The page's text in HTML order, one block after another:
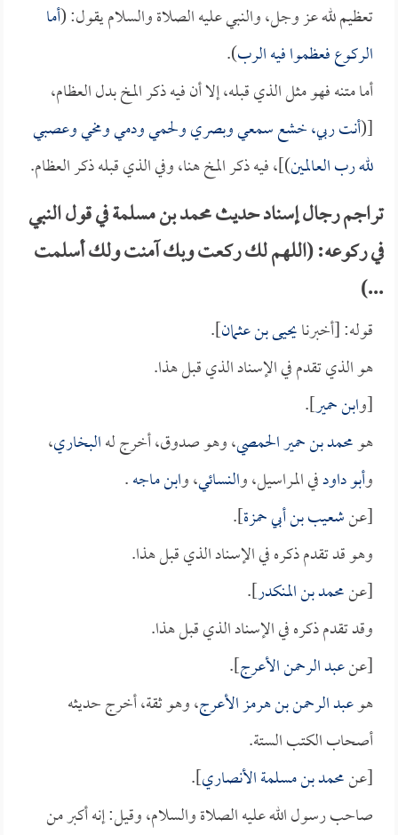
تعظيم لله عز وجل، والنبي عليه الصلاة والسلام يقول: (أما
الركوع فعظموا فيه الرب).
أما متنه فهو مثل الذي قبله، إلا أن فيه ذكر المخ بدل العظام،
[(أنت ربي، خشع سمعي وبصري ولحمي ودمي ومخي وعصبي
لله رب العالمين)]، فيه ذكر المخ هنا، وفي الذي قبله ذكر العظام.
تراجم رجال إسناد حديث محمد بن مسلمة في قول النبي
في ركوعه: (اللهم لك ركعت وبك آمنت ولك أسلمت
...)
قوله: [أخبرنايحيى بن عثمان].
هو الذي تقدم في الإسناد الذي قبل هذا.
[وابن حمير].
هومحمد بن حمير الحمصي، وهو صدوق، أخرج لهالبخاري،
وأبو داودفي المراسيل، والنسائي، وابن ماجه.
[عنشعيب بن أبي حمزة].
وهو قد تقدم ذكره في الإسناد الذي قبل هذا.
[عنمحمد بن المنكدر].
وقد تقدم ذكره في الإسناد الذي قبل هذا.
[عنعبد الرحمن الأعرج].
هوعبد الرحمن بن هرمز الأعرج، وهو ثقة، أخرج حديثه
أصحاب الكتب الستة.
[عنمحمد بن مسلمة الأنصاري].
صاحب رسول الله عليه الصلاة والسلام، وقيل: إنه أكبر من